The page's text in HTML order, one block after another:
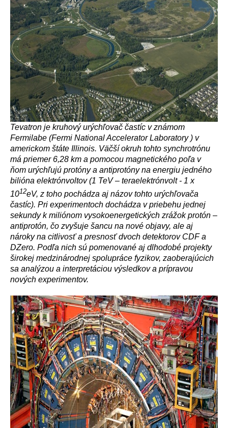
Tevatron je kruhový urýchľovač častíc v známom
Fermilabe (Fermi National Accelerator Laboratory ) v
americkom štáte Illinois. Väčší okruh tohto synchrotrónu
má priemer 6,28 km a pomocou magnetického poľa v
ňom urýchľujú protóny a antiprotóny na energiu jedného
bilióna elektrónvoltov (1 TeV – teraelektrónvolt - 1 x
1012eV, z toho pochádza aj názov tohto urýchľovača
častíc). Pri experimentoch dochádza v priebehu jednej
sekundy k miliónom vysokoenergetických zrážok protón –
antiprotón, čo zvyšuje šancu na nové objavy, ale aj
nároky na citlivosť a presnosť dvoch detektorov CDF a
DZero. Podľa nich sú pomenované aj dlhodobé projekty
širokej medzinárodnej spolupráce fyzikov, zaoberajúcich
sa analýzou a interpretáciou výsledkov a prípravou
nových experimentov.